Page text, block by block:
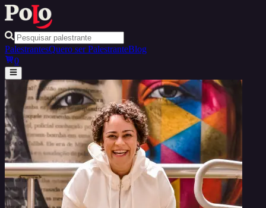
PalestrantesQuero ser PalestranteBlog
0